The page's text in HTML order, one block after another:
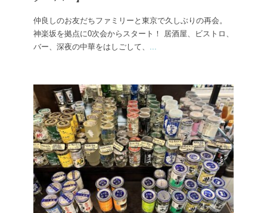
仲良しのお友だちファミリーと東京で久しぶりの再会。
神楽坂を拠点に0次会からスタート！ 居酒屋、ビストロ、
バー、深夜の中華をはしごして、 ...